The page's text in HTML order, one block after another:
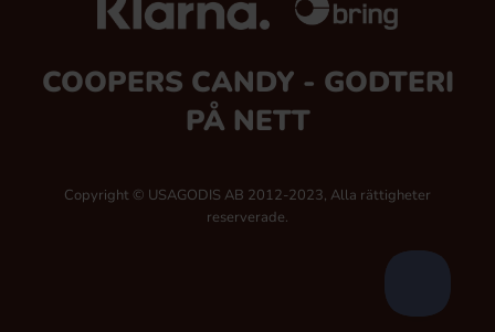
COOPERS CANDY - GODTERI
PÅ NETT
Copyright © USAGODIS AB 2012-2023, Alla rättigheter
reserverade.